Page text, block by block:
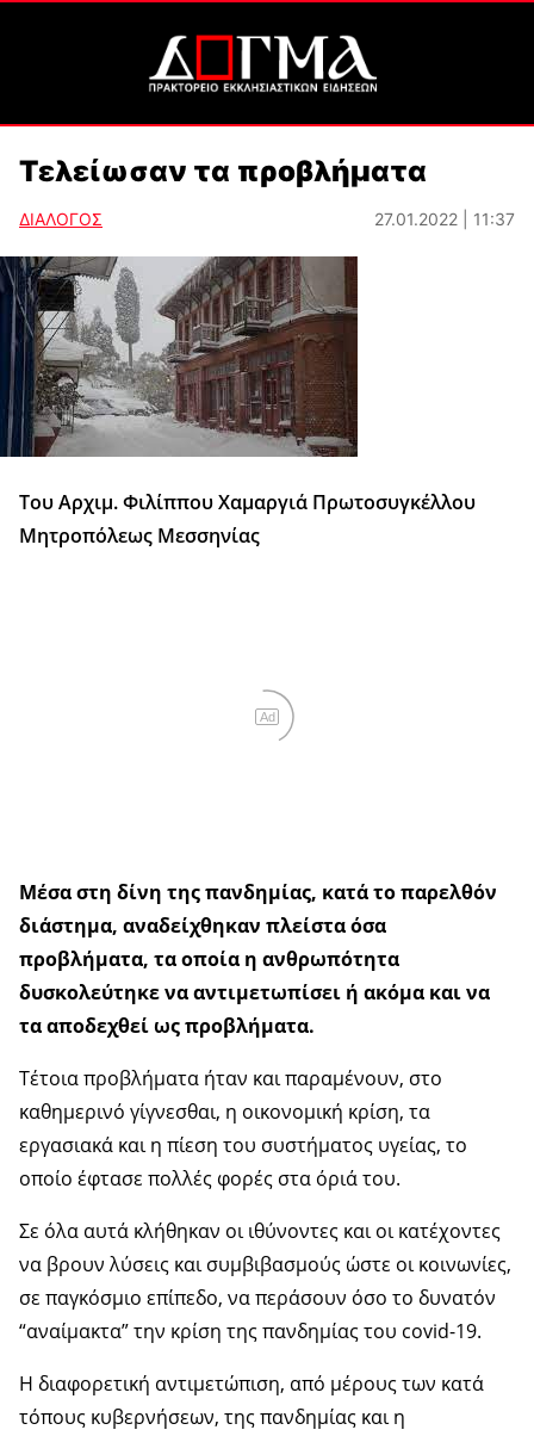
Τελείωσαν τα προβλήματα
ΔΙΑΛΟΓΟΣ 27.01.2022 | 11:37
Του Αρχιμ. Φιλίππου Χαμαργιά Πρωτοσυγκέλλου
Μητροπόλεως Μεσσηνίας
Ad
Μέσα στη δίνη της πανδημίας, κατά το παρελθόν
διάστημα, αναδείχθηκαν πλείστα όσα
προβλήματα, τα οποία η ανθρωπότητα
δυσκολεύτηκε να αντιμετωπίσει ή ακόμα και να
τα αποδεχθεί ως προβλήματα.
Τέτοια προβλήματα ήταν και παραμένουν, στο
καθημερινό γίγνεσθαι, η οικονομική κρίση, τα
εργασιακά και η πίεση του συστήματος υγείας, το
οποίο έφτασε πολλές φορές στα όριά του.
Σε όλα αυτά κλήθηκαν οι ιθύνοντες και οι κατέχοντες
να βρουν λύσεις και συμβιβασμούς ώστε οι κοινωνίες,
σε παγκόσμιο επίπεδο, να περάσουν όσο το δυνατόν
“αναίμακτα” την κρίση της πανδημίας του covid-19.
Η διαφορετική αντιμετώπιση, από μέρους των κατά
τόπους κυβερνήσεων, της πανδημίας και η